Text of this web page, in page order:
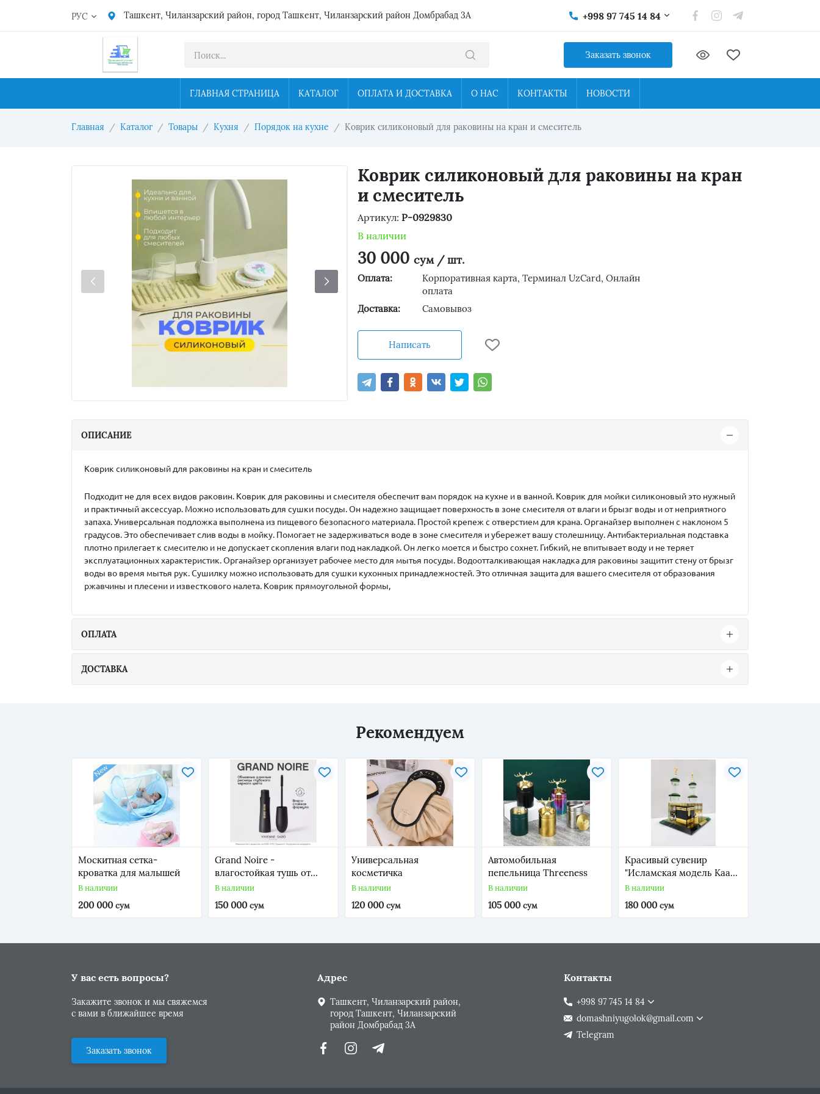
РУС Ташкент, Чиланзарский район, город Ташкент, Чиланзарский район Домбрабад 3А +998 97 745 14 84
Заказать звонок
ГЛАВНАЯ СТРАНИЦА КАТАЛОГ ОПЛАТА И ДОСТАВКА О НАС КОНТАКТЫ НОВОСТИ
Главная Каталог Товары Кухня Порядок на кухне Коврик силиконовый для раковины на кран и смеситель
Коврик силиконовый для раковины на кран
и смеситель
Артикул:P-0929830
В наличии
30 000сум / шт.
Оплата:
Корпоративная карта, Терминал UzCard, Онлайн
оплата
Доставка:
Самовывоз
Написать
ОПИСАНИЕ
Коврик силиконовый для раковины на кран и смеситель
Подходит не для всех видов раковин. Коврик для раковины и смесителя обеспечит вам порядок на кухне и в ванной. Коврик для мойки силиконовый это нужный
и практичный аксессуар. Можно использовать для сушки посуды. Он надежно защищает поверхность в зоне смесителя от влаги и брызг воды и от неприятного
запаха. Универсальная подложка выполнена из пищевого безопасного материала. Простой крепеж с отверстием для крана. Органайзер выполнен с наклоном 5
градусов. Это обеспечивает слив воды в мойку. Помогает не задерживаться воде в зоне смесителя и убережет вашу столешницу. Антибактериальная подставка
плотно прилегает к смесителю и не допускает скопления влаги под накладкой. Он легко моется и быстро сохнет. Гибкий, не впитывает воду и не теряет
эксплуатационных характеристик. Органайзер организует рабочее место для мытья посуды. Водоотталкивающая накладка для раковины защитит стену от брызг
воды во время мытья рук. Сушилку можно использовать для сушки кухонных принадлежностей. Это отличная защита для вашего смесителя от образования
ржавчины и плесени и известкового налета. Коврик прямоугольной формы,
ОПЛАТА
ДОСТАВКА
Рекомендуем
Москитная сетка-
кроватка для малышей
В наличии
200 000 сум
Grand Noire -
влагостойкая тушь от
Vivienne Sabo для очень
большого объема и
удлинения. Ее щеточка
В наличии
150 000 сум
Универсальная
косметичка
В наличии
120 000 сум
Автомобильная
пепельница Threeness
В наличии
105 000 сум
Красивый сувенир
"Исламская модель Каабы
и Масджида с 2
минаретами"
В наличии
180 000 сум
У вас есть вопросы?
Закажите звонок и мы свяжемся
с вами в ближайшее время
Заказать звонок
Адрес
Ташкент, Чиланзарский район,
город Ташкент, Чиланзарский
район Домбрабад 3А
Контакты
+998 97 745 14 84
domashniyugolok@gmail.com
Telegram